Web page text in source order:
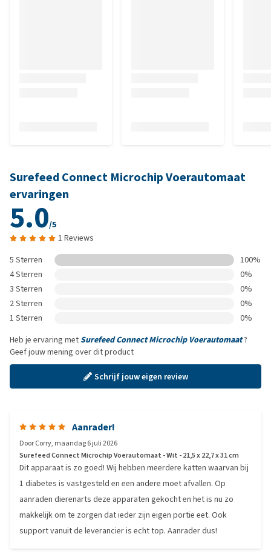
Surefeed Connect Microchip Voerautomaat
ervaringen
5.0/5
1 Reviews
5 Sterren
100%
4 Sterren
0%
3 Sterren
0%
2 Sterren
0%
1 Sterren
0%
Heb je ervaring met Surefeed Connect Microchip Voerautomaat?
Geef jouw mening over dit product
Schrijf jouw eigen review
Aanrader!
DoorCorry, maandag 6 juli 2026
Surefeed Connect Microchip Voerautomaat - Wit - 21,5 x 22,7 x 31 cm
Dit apparaat is zo goed! Wij hebben meerdere katten waarvan bij
1 diabetes is vastgesteld en een andere moet afvallen. Op
aanraden dierenarts deze apparaten gekocht en het is nu zo
makkelijk om te zorgen dat ieder zijn eigen portie eet. Ook
support vanuit de leverancier is echt top. Aanrader dus!